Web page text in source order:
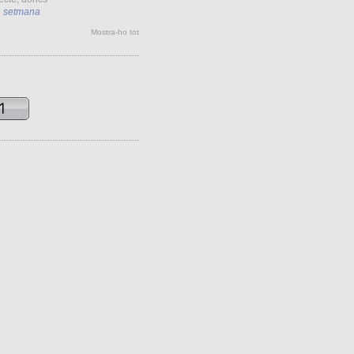
setmana
Mostra-ho tot